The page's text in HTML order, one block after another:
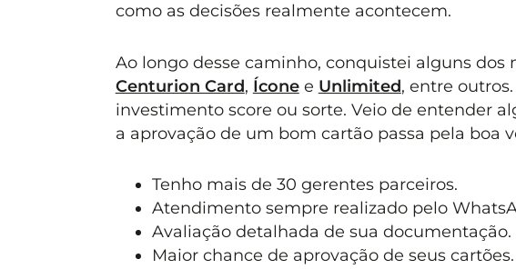
como as decisões realmente acontecem.
Ao longo desse caminho, conquistei alguns dos
Centurion Card, Íconee Unlimited, entre
investimento score ou sorte. Veio de entender
a aprovação de um bom cartão passa pela boa
Tenho mais de 30 gerentes parceiros.
Atendimento sempre realizado pelo
Avaliação detalhada de sua documentação.
Maior chance de aprovação de seus cartões.